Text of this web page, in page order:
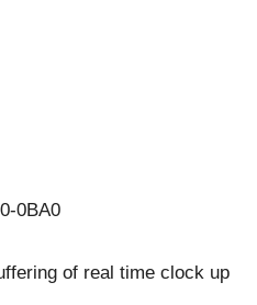
0BA0
of real time clock up